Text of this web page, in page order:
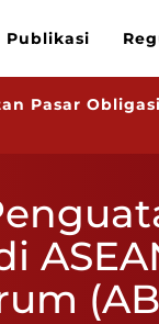
Publikasi
Pasar